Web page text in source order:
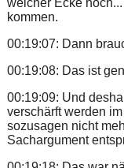
kommen.
00:19:07: Dann
00:19:08: Das ist
00:19:09: Und
verschärft werden
sozusagen nicht
Sachargument